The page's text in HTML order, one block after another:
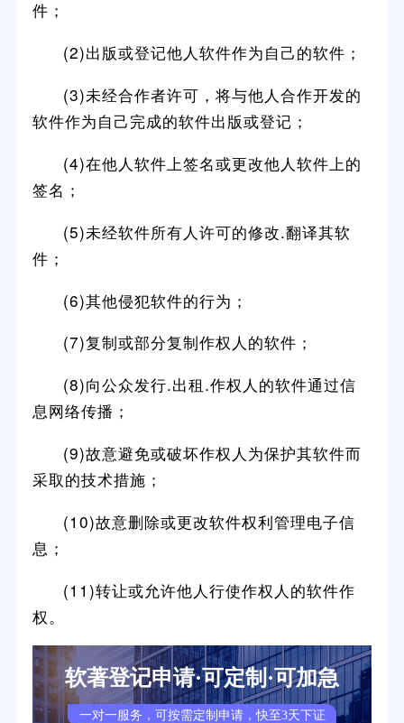
件；
(2)出版或登记他人软件作为自己的软件；
(3)未经合作者许可，将与他人合作开发的
软件作为自己完成的软件出版或登记；
(4)在他人软件上签名或更改他人软件上的
签名；
(5)未经软件所有人许可的修改.翻译其软
件；
(6)其他侵犯软件的行为；
(7)复制或部分复制作权人的软件；
(8)向公众发行.出租.作权人的软件通过信
息网络传播；
(9)故意避免或破坏作权人为保护其软件而
采取的技术措施；
(10)故意删除或更改软件权利管理电子信
息；
(11)转让或允许他人行使作权人的软件作
权。
软著登记申请·可定制·可加急
一对一服务，可按需定制申请，快至3天下证